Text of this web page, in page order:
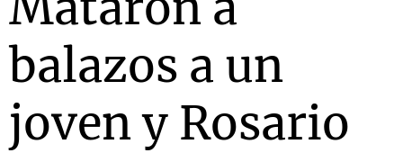
balazos a un
joven y Rosario